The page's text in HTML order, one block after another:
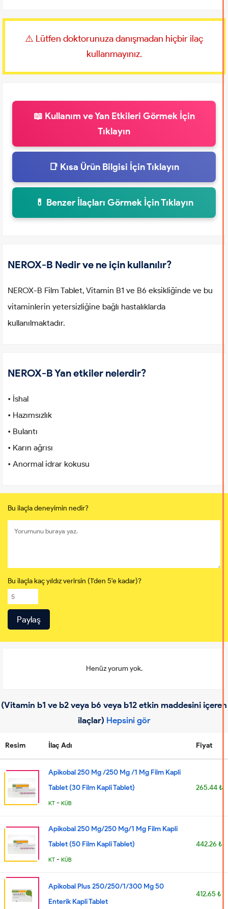
⚠️ Lütfen doktorunuza danışmadan hiçbir ilaç
kullanmayınız.
📖 Kullanım ve Yan Etkileri Görmek İçin
Tıklayın
📑 Kısa Ürün Bilgisi İçin Tıklayın
💊 Benzer İlaçları Görmek İçin Tıklayın
NEROX-B Nedir ve ne için kullanılır?
NEROX-B Film Tablet, Vitamin B1 ve B6 eksikliğinde ve bu
vitaminlerin yetersizliğine bağlı hastalıklarda
kullanılmaktadır.
NEROX-B Yan etkiler nelerdir?
• İshal
• Hazımsızlık
• Bulantı
• Karın ağrısı
• Anormal idrar kokusu
Bu ilaçla deneyimin nedir?
Bu ilaçla kaç yıldız verirsin (1'den 5'e kadar)?
Henüz yorum yok.
(Vitamin b1 ve b2 veya b6 veya b12 etkin maddesini içeren
ilaçlar) Hepsini gör
Resim İlaç Adı Fiyat
Apikobal 250 Mg /250 Mg /1 Mg Film Kapli
Tablet (30 Film Kapli Tablet)
KT - KÜB
265.44 ₺
Apikobal 250 Mg/250 Mg/1 Mg Film Kapli
Tablet (50 Film Kapli Tablet)
KT - KÜB
442.26 ₺
Apikobal Plus 250/250/1/300 Mg 50
Enterik Kapli Tablet
412.65 ₺